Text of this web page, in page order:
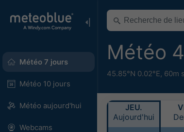
Météo 7 jours
Météo 10 jours
Météo aujourd'hui
Webcams
Météo
45.85°N 0.02°E, 60m
JEU.
Aujourd'hui